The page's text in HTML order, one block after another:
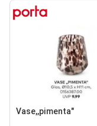
Vase,,pimenta"